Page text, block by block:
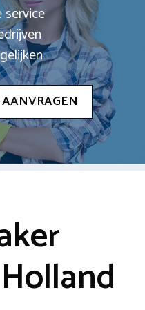
service